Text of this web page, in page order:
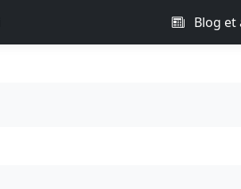
Blog et